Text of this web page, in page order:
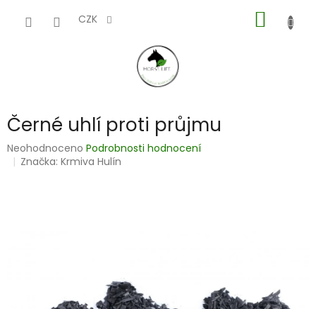
CZK
KOŠÍK
Černé uhlí proti průjmu
Průměrné
hodnocení
Neohodnoceno Podrobnosti hodnocení
Značka:Krmiva Hulín